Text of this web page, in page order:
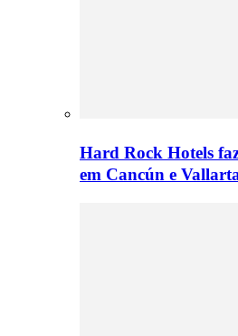
Hard Rock Hotels
em Cancún e